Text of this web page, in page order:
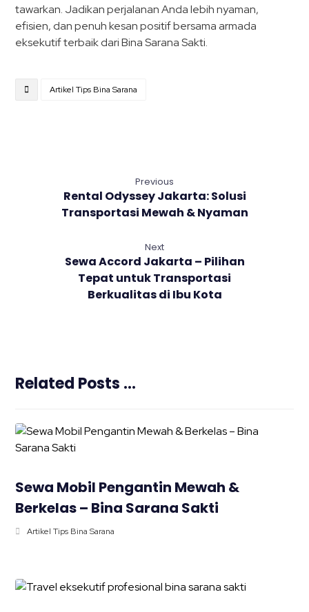
tawarkan. Jadikan perjalanan Anda lebih nyaman,
efisien, dan penuh kesan positif bersama armada
eksekutif terbaik dari Bina Sarana Sakti.
Artikel Tips Bina Sarana
Previous
Rental Odyssey Jakarta: Solusi
Transportasi Mewah & Nyaman
Next
Sewa Accord Jakarta – Pilihan
Tepat untuk Transportasi
Berkualitas di Ibu Kota
Related Posts ...
Sewa Mobil Pengantin Mewah &
Berkelas – Bina Sarana Sakti
Artikel Tips Bina Sarana